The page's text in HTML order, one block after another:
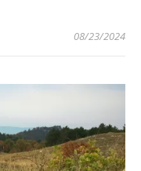
08/23/2024